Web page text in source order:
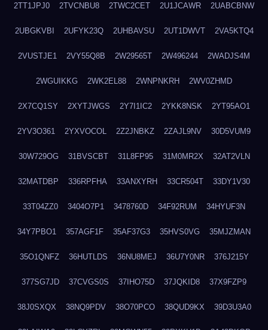
2TT1JPJ0 2TVCNBU8 2TWC2CET 2U1JCAWR 2UABCBNW
2UBGKVBI 2UFYK23Q 2UHBAVSU 2UT1DWVT 2VA5KTQ4
2VUSTJE1 2VY55Q8B 2W29565T 2W496244 2WADJS4M
2WGUIKKG 2WK2EL88 2WNPNKRH 2WV0ZHMD
2X7CQ1SY 2XYTJWGS 2Y7I1IC2 2YKK8NSK 2YT95AO1
2YV3O361 2YXVOCOL 2Z2JNBKZ 2ZAJL9NV 30D5VUM9
30W729OG 31BVSCBT 31L8FP95 31M0MR2X 32AT2VLN
32MATDBP 336RPFHA 33ANXYRH 33CR504T 33DY1V30
33T04ZZ0 3404O7P1 3478760D 34F92RUM 34HYUF3N
34Y7PBO1 357AGF1F 35AF37G3 35HVS0VG 35MJZMAN
35O1QNFZ 36HUTLDS 36NU8MEJ 36U7Y0NR 376J215Y
377SG7JD 37CVGS0S 37IHO75D 37JQKID8 37X9FZP9
38J0SXQX 38NQ9PDV 38O70PCO 38QUD9KX 39D3U3A0